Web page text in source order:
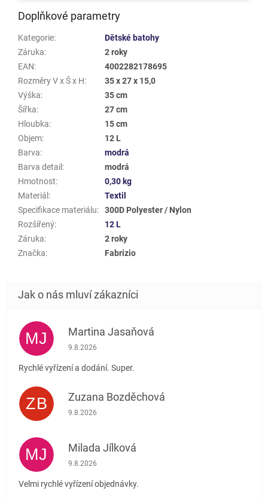
Doplňkové parametry
Kategorie:
Dětské batohy
Záruka:
2 roky
EAN:
4002282178695
Rozměry V x Š x H:
35 x 27 x 15,0
Výška:
35 cm
Šířka:
27 cm
Hloubka:
15 cm
Objem:
12 L
Barva:
modrá
Barva detail :
modrá
Hmotnost:
0,30 kg
Materiál :
Textil
Specifikace materiálu:
300D Polyester / Nylon
Rozšířený:
12 L
Záruka:
2 roky
Značka: Fabrizio
MJ Martina Jasaňová
Hodnocení obchodu je 5 z 5 hvězdiček.
9.8.2026
Rychlé vyřízení a dodání. Super.
ZB Zuzana Bozděchová
Hodnocení obchodu je 5 z 5 hvězdiček.
9.8.2026
MJ Milada Jílková
Hodnocení obchodu je 5 z 5 hvězdiček.
9.8.2026
Velmi rychlé vyřízení objednávky.